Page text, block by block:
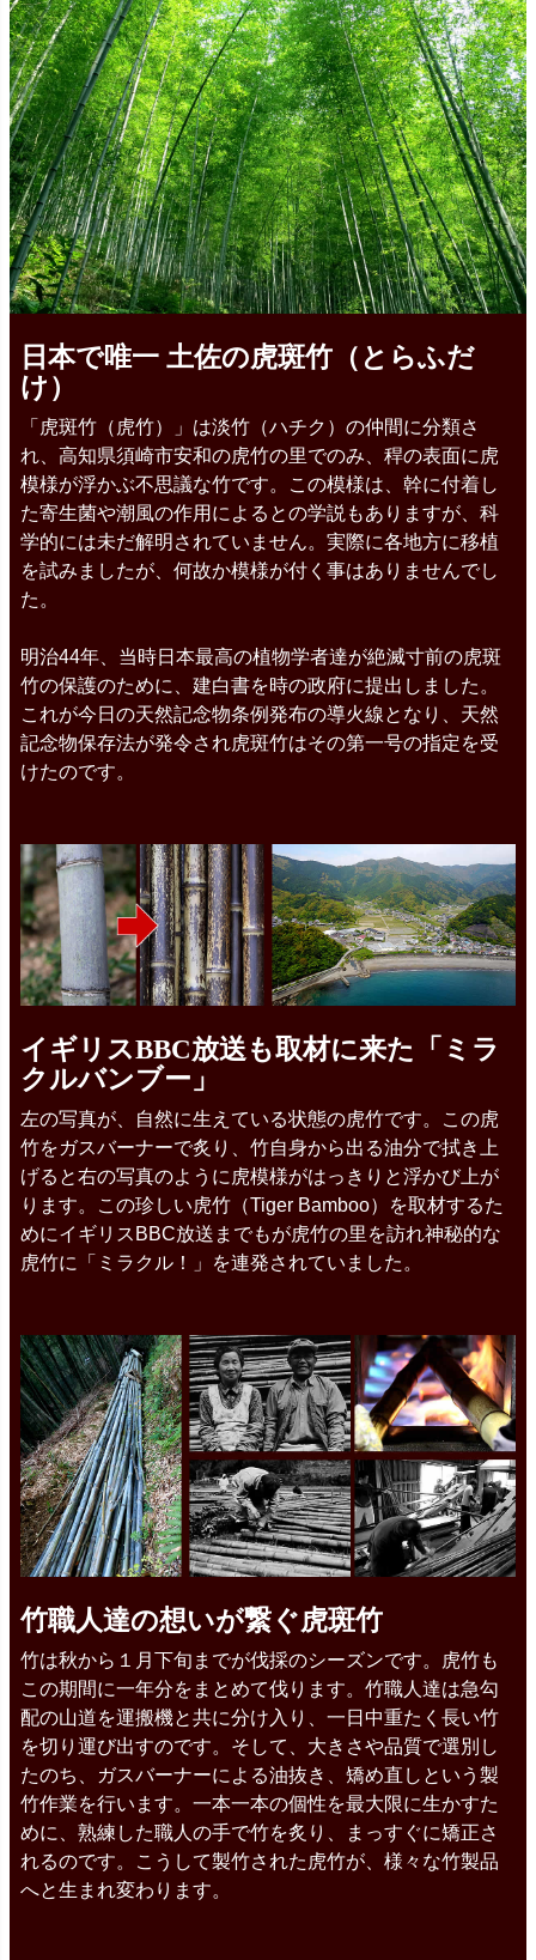
日本で唯一 土佐の虎斑竹（とらふだ
け）
「虎斑竹（虎竹）」は淡竹（ハチク）の仲間に分類さ
れ、高知県須崎市安和の虎竹の里でのみ、稈の表面に虎
模様が浮かぶ不思議な竹です。この模様は、幹に付着し
た寄生菌や潮風の作用によるとの学説もありますが、科
学的には未だ解明されていません。実際に各地方に移植
を試みましたが、何故か模様が付く事はありませんでし
た。
明治44年、当時日本最高の植物学者達が絶滅寸前の虎斑
竹の保護のために、建白書を時の政府に提出しました。
これが今日の天然記念物条例発布の導火線となり、天然
記念物保存法が発令され虎斑竹はその第一号の指定を受
けたのです。
イギリスBBC放送も取材に来た「ミラ
クルバンブー」
左の写真が、自然に生えている状態の虎竹です。この虎
竹をガスバーナーで炙り、竹自身から出る油分で拭き上
げると右の写真のように虎模様がはっきりと浮かび上が
ります。この珍しい虎竹（Tiger Bamboo）を取材するた
めにイギリスBBC放送までもが虎竹の里を訪れ神秘的な
虎竹に「ミラクル！」を連発されていました。
竹職人達の想いが繋ぐ虎斑竹
竹は秋から１月下旬までが伐採のシーズンです。虎竹も
この期間に一年分をまとめて伐ります。竹職人達は急勾
配の山道を運搬機と共に分け入り、一日中重たく長い竹
を切り運び出すのです。そして、大きさや品質で選別し
たのち、ガスバーナーによる油抜き、矯め直しという製
竹作業を行います。一本一本の個性を最大限に生かすた
めに、熟練した職人の手で竹を炙り、まっすぐに矯正さ
れるのです。こうして製竹された虎竹が、様々な竹製品
へと生まれ変わります。